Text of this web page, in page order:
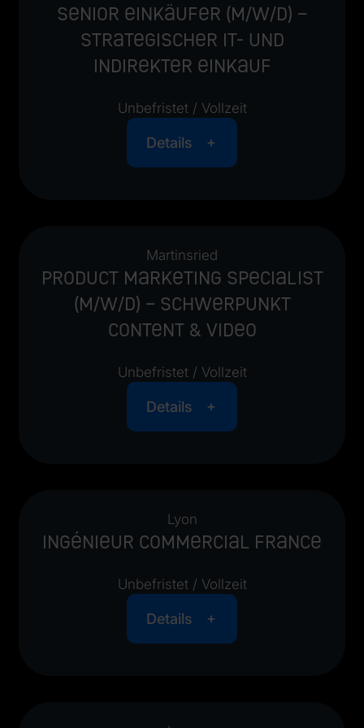
Senior Einkäufer (m/w/d) –
Strategischer IT- und
Indirekter Einkauf
Unbefristet / Vollzeit
Details
Martinsried
Product Marketing Specialist
(m/w/d) – Schwerpunkt
Content & Video
Unbefristet / Vollzeit
Details
Lyon
Ingénieur Commercial France
Unbefristet / Vollzeit
Details